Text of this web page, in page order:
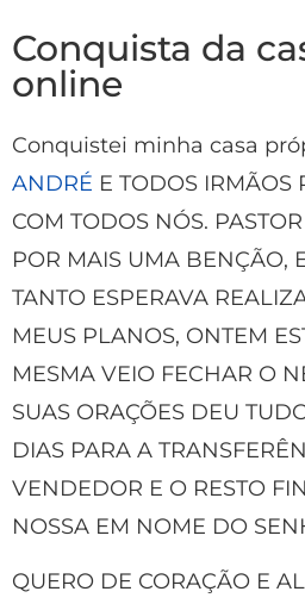
Conquista da
online
Conquistei minha casa
ANDRÉ E TODOS IRMÃOS
COM TODOS NÓS.
POR MAIS UMA BENÇÃO,
TANTO ESPERAVA
MEUS PLANOS, ONTEM
MESMA VEIO FECHAR O
SUAS ORAÇÕES DEU
DIAS PARA A
VENDEDOR E O RESTO
NOSSA EM NOME DO
QUERO DE CORAÇÃO E